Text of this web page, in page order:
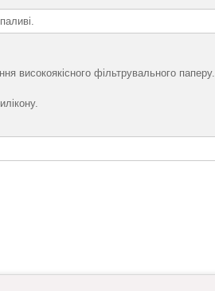
високоякісного фільтрувального паперу.